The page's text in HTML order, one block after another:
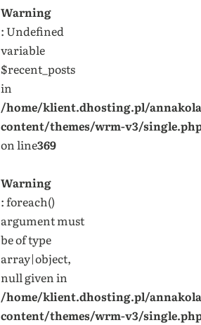
Warning
: Undefined
variable
$recent_posts
in
/home/klient.dhosting.pl/
content/themes/wrm-v3/
on line369
Warning
: foreach()
argument must
be of type
array|object,
null given in
/home/klient.dhosting.pl/
content/themes/wrm-v3/